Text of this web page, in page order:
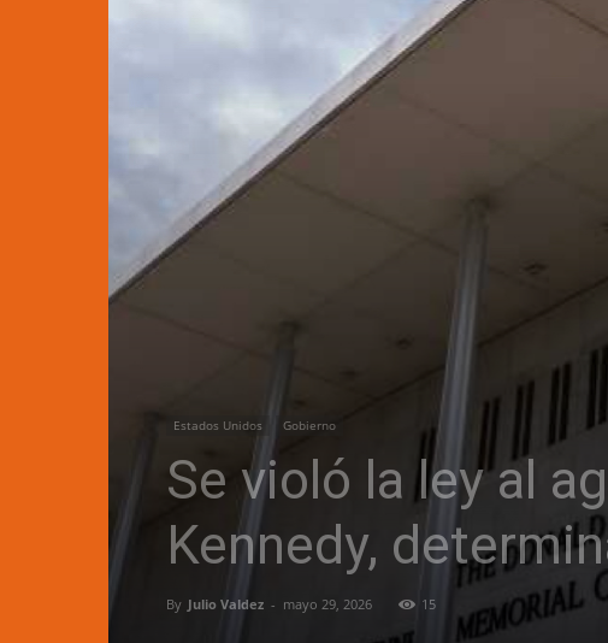
Estados Unidos Gobierno
Se violó la ley al
Kennedy,
By Julio Valdez - mayo 29, 2026 15